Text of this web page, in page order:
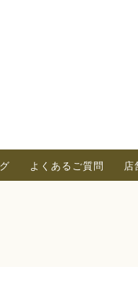
よくあるご質問 店